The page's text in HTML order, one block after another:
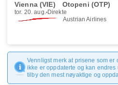
Vienna (VIE) Otopeni (OTP)
tor. 20. aug. Direkte
Austrian Airlines
Vennligst merk at prisene som
ikke er oppdaterte og kan
tilby den mest nøyaktige og